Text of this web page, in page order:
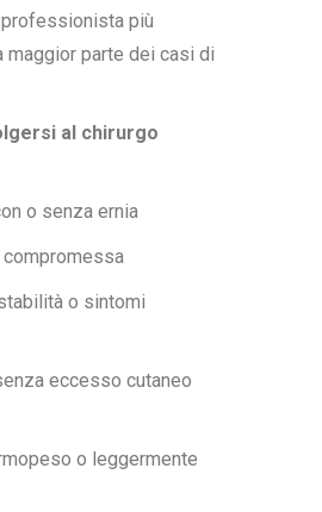
più
maggior parte dei casi di
al chirurgo
o senza ernia
compromessa
o sintomi
eccesso cutaneo
o leggermente